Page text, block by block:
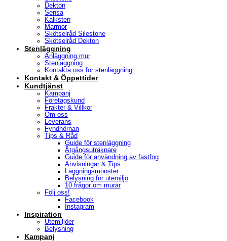
Dekton
Sensa
Kalksten
Marmor
Skötselråd Silestone
Skötselråd Dekton
Stenläggning
Anläggning mur
Stenläggning
Kontakta oss för stenläggning
Kontakt & Öppettider
Kundtjänst
Kampanj
Företagskund
Frakter & Villkor
Om oss
Leverans
Fyndhörnan
Tips & Råd
Guide för stenläggning
Åtgångsuträknare
Guide för användning av fastfog
Anvisningar & Tips
Läggningsmönster
Belysning för utemiljö
10 frågor om murar
Följ oss!
Facebook
Instagram
Inspiration
Utemiljöer
Belysning
Kampanj